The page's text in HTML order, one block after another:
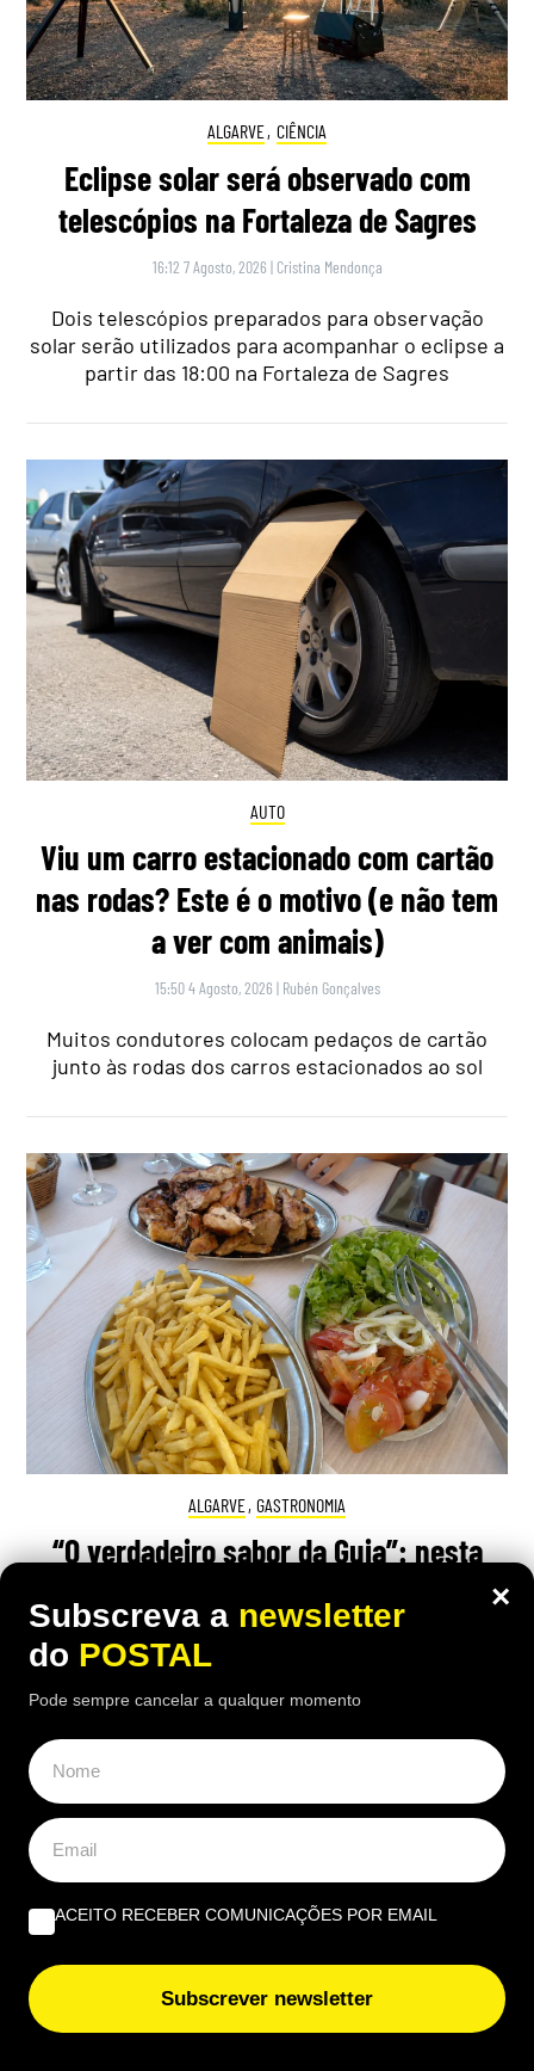
ALGARVE, CIÊNCIA
Eclipse solar será observado com
telescópios na Fortaleza de Sagres
16:12 7 Agosto, 2026 | Cristina Mendonça
Dois telescópios preparados para observação
solar serão utilizados para acompanhar o eclipse a
partir das 18:00 na Fortaleza de Sagres
AUTO
Viu um carro estacionado com cartão
nas rodas? Este é o motivo (e não tem
a ver com animais)
15:50 4 Agosto, 2026 | Rubén Gonçalves
Muitos condutores colocam pedaços de cartão
junto às rodas dos carros estacionados ao sol
ALGARVE, GASTRONOMIA
“O verdadeiro sabor da Guia”: nesta
churrasqueira algarvia da EN125 ainda
pode comer “excelente frango à Guia”
por 6,50€
Há uma paragem na Nacional 125 onde uma das
receitas mais conhecidas de frango assado do
Algarve continuam a chamar clientes durante o
×
Subscreva a newsletter
do POSTAL
Pode sempre cancelar a qualquer momento
ACEITO RECEBER COMUNICAÇÕES POR EMAIL
Subscrever newsletter